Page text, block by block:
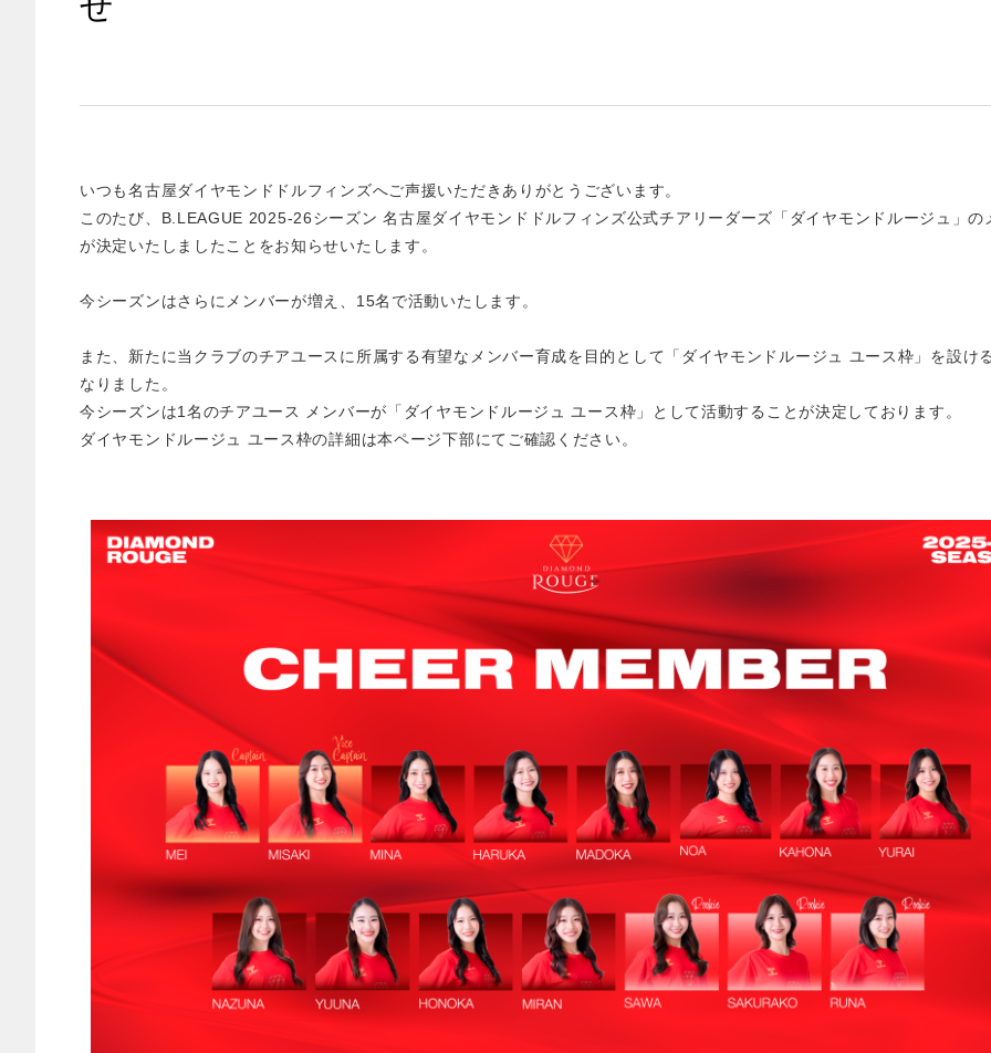
いつも名古屋ダイヤモンドドルフィンズへご声援いただきありがとうございます。
このたび、B.LEAGUE 2025-26シーズン 名古屋ダイヤモンドドルフィンズ公式チアリーダーズ「ダイヤモンドルージュ」の
が決定いたしましたことをお知らせいたします。
今シーズンはさらにメンバーが増え、15名で活動いたします。
また、新たに当クラブのチアユースに所属する有望なメンバー育成を目的として「ダイヤモンドルージュ ユース枠」を設け
なりました。
今シーズンは1名のチアユース メンバーが「ダイヤモンドルージュ ユース枠」として活動することが決定しております。
ダイヤモンドルージュ ユース枠の詳細は本ページ下部にてご確認ください。